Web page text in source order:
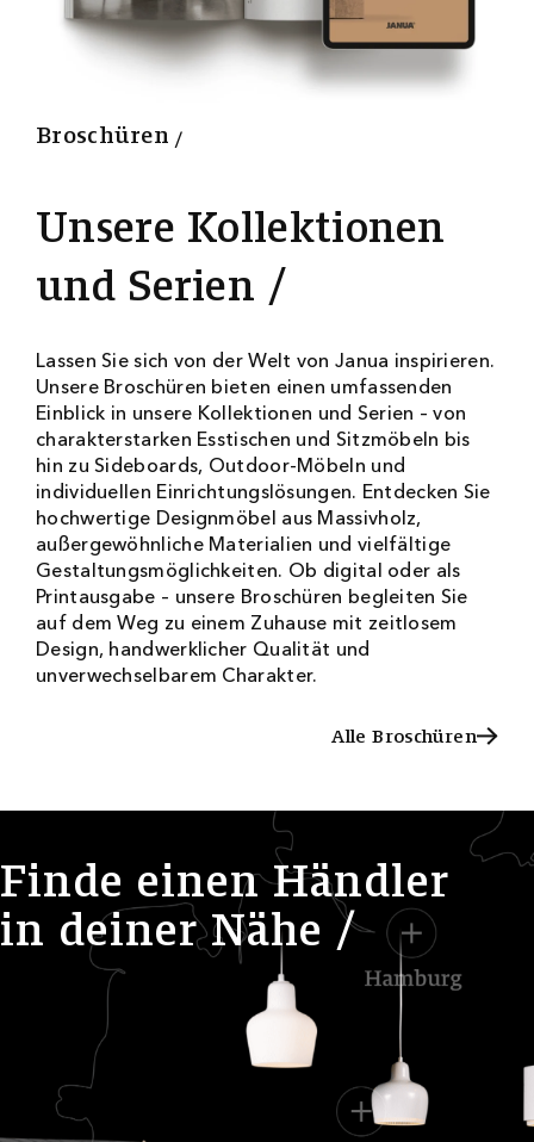
2
0
Broschüren
Unsere Kollektionen
und Serien
Lassen Sie sich von der Welt von Janua inspirieren.
Unsere Broschüren bieten einen umfassenden
Einblick in unsere Kollektionen und Serien – von
charakterstarken Esstischen und Sitzmöbeln bis
hin zu Sideboards, Outdoor-Möbeln und
individuellen Einrichtungslösungen. Entdecken Sie
hochwertige Designmöbel aus Massivholz,
außergewöhnliche Materialien und vielfältige
Gestaltungsmöglichkeiten. Ob digital oder als
Printausgabe – unsere Broschüren begleiten Sie
auf dem Weg zu einem Zuhause mit zeitlosem
Design, handwerklicher Qualität und
unverwechselbarem Charakter.
Alle Broschüren
Finde einen Händler
in deiner Nähe